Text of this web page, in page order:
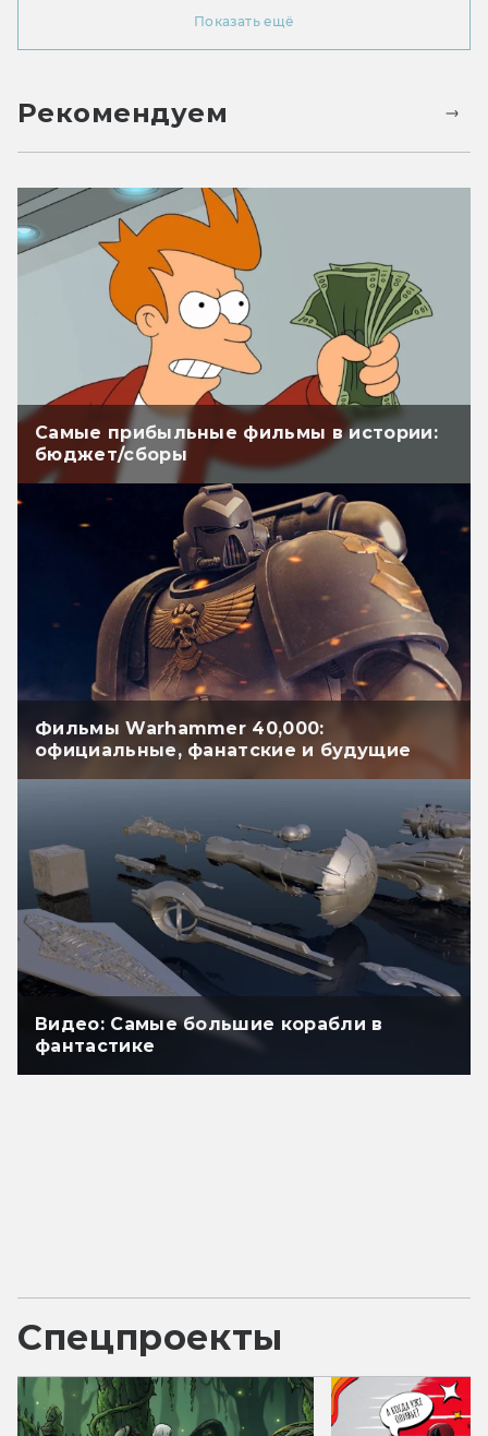
Показать ещё
Рекомендуем
Самые прибыльные фильмы в истории:
бюджет/сборы
Фильмы Warhammer 40,000:
официальные, фанатские и будущие
Видео: Самые большие корабли в
фантастике
Спецпроекты